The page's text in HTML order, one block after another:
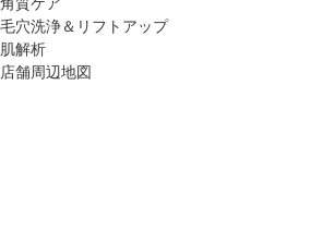
角質ケア
毛穴洗浄＆リフトアップ
肌解析
店舗周辺地図